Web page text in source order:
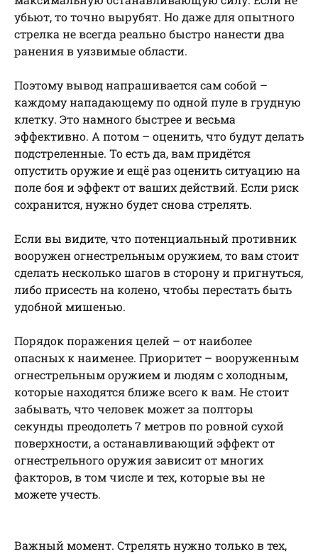
убьют, то точно вырубят. Но даже для опытного
стрелка не всегда реально быстро нанести два
ранения в уязвимые области.
Поэтому вывод напрашивается сам собой –
каждому нападающему по одной пуле в грудную
клетку. Это намного быстрее и весьма
эффективно. А потом – оценить, что будут делать
подстреленные. То есть да, вам придётся
опустить оружие и ещё раз оценить ситуацию на
поле боя и эффект от ваших действий. Если риск
сохранится, нужно будет снова стрелять.
Если вы видите, что потенциальный противник
вооружен огнестрельным оружием, то вам стоит
сделать несколько шагов в сторону и пригнуться,
либо присесть на колено, чтобы перестать быть
удобной мишенью.
Порядок поражения целей – от наиболее
опасных к наименее. Приоритет – вооруженным
огнестрельным оружием и людям с холодным,
которые находятся ближе всего к вам. Не стоит
забывать, что человек может за полторы
секунды преодолеть 7 метров по ровной сухой
поверхности, а останавливающий эффект от
огнестрельного оружия зависит от многих
факторов, в том числе и тех, которые вы не
можете учесть.
Важный момент. Стрелять нужно только в тех,